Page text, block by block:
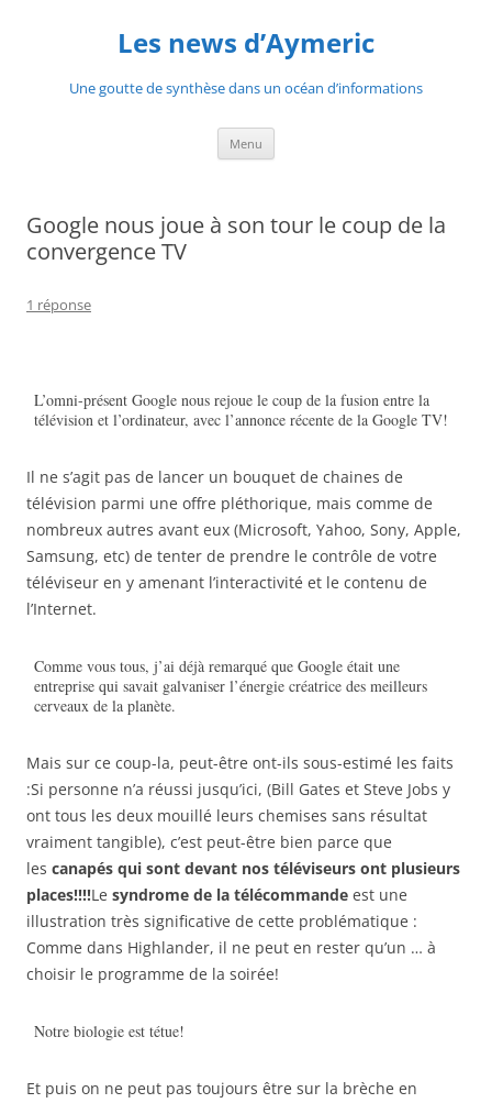
Les news d’Aymeric
Une goutte de synthèse dans un océan d’informations
Menu
Google nous joue à son tour le coup de la
convergence TV
1 réponse
L’omni-présent Google nous rejoue le coup de la fusion entre la
télévision et l’ordinateur, avec l’annonce récente de la Google TV!
Il ne s’agit pas de lancer un bouquet de chaines de
télévision parmi une offre pléthorique, mais comme de
nombreux autres avant eux (Microsoft, Yahoo, Sony, Apple,
Samsung, etc) de tenter de prendre le contrôle de votre
téléviseur en y amenant l’interactivité et le contenu de
l’Internet.
Comme vous tous, j’ai déjà remarqué que Google était une
entreprise qui savait galvaniser l’énergie créatrice des meilleurs
cerveaux de la planète.
Mais sur ce coup-la, peut-être ont-ils sous-estimé les faits
:Si personne n’a réussi jusqu’ici, (Bill Gates et Steve Jobs y
ont tous les deux mouillé leurs chemises sans résultat
vraiment tangible), c’est peut-être bien parce que
les canapés qui sont devant nos téléviseurs ont plusieurs
places!!!!Le syndrome de la télécommande est une
illustration très significative de cette problématique :
Comme dans Highlander, il ne peut en rester qu’un … à
choisir le programme de la soirée!
Notre biologie est tétue!
Et puis on ne peut pas toujours être sur la brèche en